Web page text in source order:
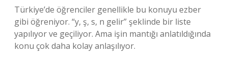
Türkiye’de öğrenciler genellikle bu konuyu ezber
gibi öğreniyor. “y, ş, s, n gelir” şeklinde bir liste
yapılıyor ve geçiliyor. Ama işin mantığı anlatıldığında
konu çok daha kolay anlaşılıyor.